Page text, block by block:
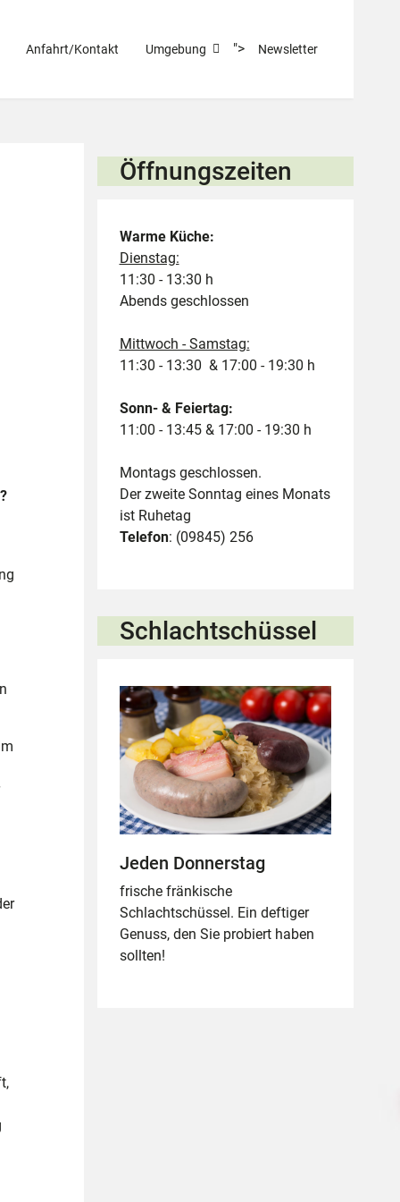
Anfahrt/Kontakt Umgebung "> Newsletter
Öffnungszeiten
Warme Küche:
Dienstag:
11:30 - 13:30 h
Abends geschlossen
Mittwoch - Samstag:
11:30 - 13:30 & 17:00 - 19:30 h
Sonn- & Feiertag:
11:00 - 13:45 & 17:00 - 19:30 h
Montags geschlossen.
Der zweite Sonntag eines Monats
ist Ruhetag
Telefon: (09845) 256
Schlachtschüssel
Jeden Donnerstag
frische fränkische
Schlachtschüssel. Ein deftiger
Genuss, den Sie probiert haben
sollten!